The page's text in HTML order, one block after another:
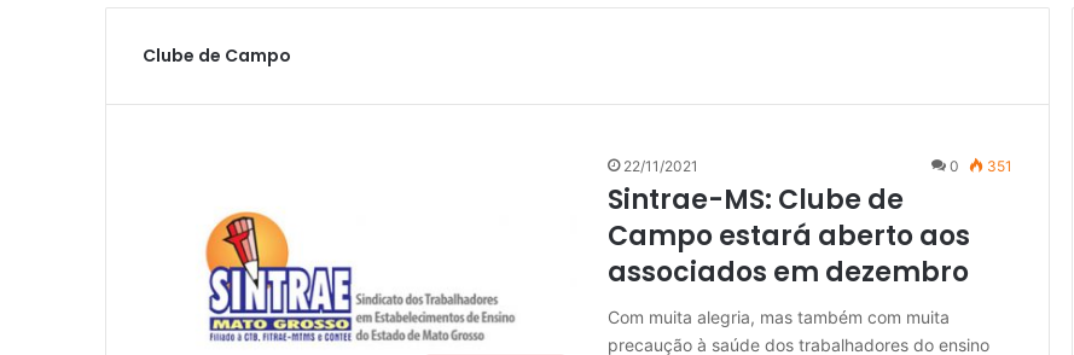
Clube de Campo
22/11/2021 0 351
Sintrae-MS: Clube de
Campo estará aberto aos
associados em dezembro
Com muita alegria, mas também com muita
precaução à saúde dos trabalhadores do ensino